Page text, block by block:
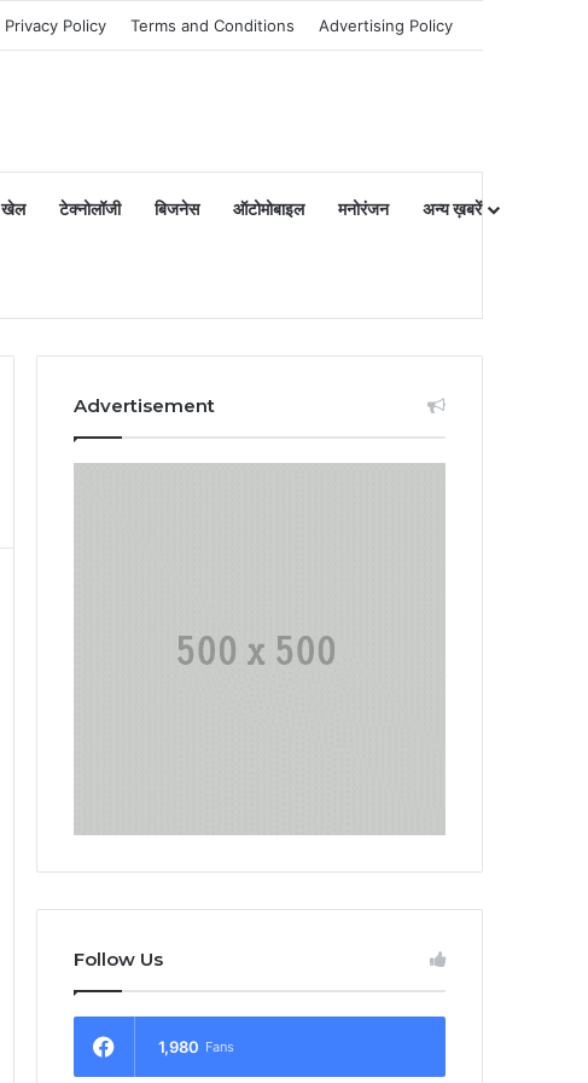
Privacy Policy Terms and Conditions Advertising Policy
खेल टेक्नोलॉजी बिजनेस ऑटोमोबाइल मनोरंजन अन्य ख़बरें
Advertisement
Follow Us
1,980 Fans